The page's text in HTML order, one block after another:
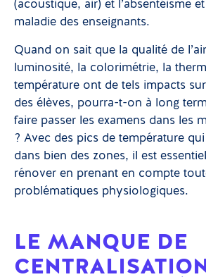
(acoustique, air) et l’absentéisme
maladie des enseignants.
Quand on sait que la qualité de
luminosité, la colorimétrie, la
température ont de tels impacts
des élèves, pourra-t-on à long
faire passer les examens dans les
? Avec des pics de température
dans bien des zones, il est
rénover en prenant en compte
problématiques physiologiques.
LE MANQUE DE